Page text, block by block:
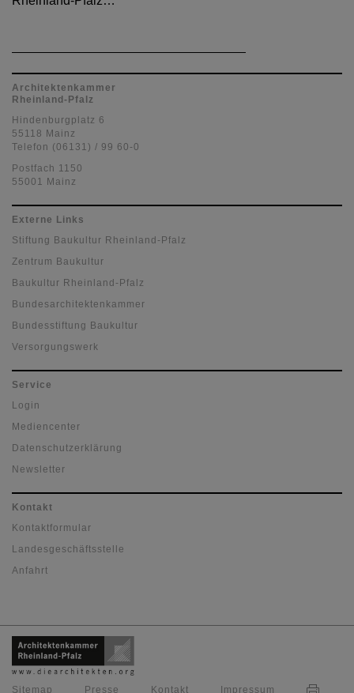
Architektenkammer
Rheinland-Pfalz
Hindenburgplatz 6
55118 Mainz
Telefon (06131) / 99 60-0
Postfach 1150
55001 Mainz
Externe Links
Stiftung Baukultur Rheinland-Pfalz
Zentrum Baukultur
Baukultur Rheinland-Pfalz
Bundesarchitektenkammer
Bundesstiftung Baukultur
Versorgungswerk
Service
Login
Mediencenter
Datenschutzerklärung
Newsletter
Kontakt
Kontaktformular
Landesgeschäftsstelle
Anfahrt
Sitemap Presse Kontakt Impressum